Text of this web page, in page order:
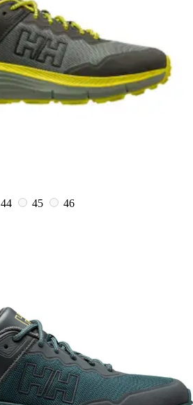
44 45
46